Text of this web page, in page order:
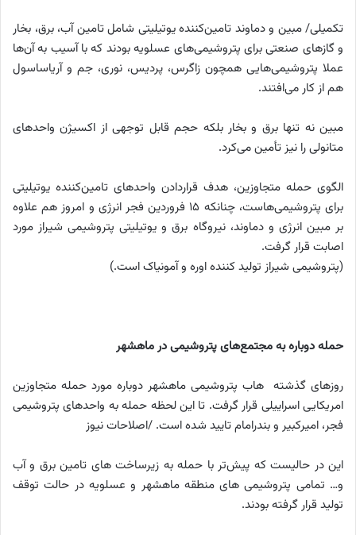
تکمیلی/ مبین و دماوند تامین‌کننده یوتیلیتی شامل تامین آب، برق، بخار
و گازهای صنعتی برای پتروشیمی‌های عسلویه بودند که با آسیب به آن‌ها
عملا پتروشیمی‌هایی همچون زاگرس، پردیس، نوری، جم و آریاساسول
هم از کار می‌افتند.
مبین نه تنها برق و بخار بلکه حجم قابل توجهی از اکسیژن واحدهای
متانولی را نیز تأمین می‌کرد.
الگوی حمله متجاوزین، هدف قراردادن واحد‌های تامین‌کننده یوتیلیتی
برای پتروشیمی‌هاست، چنانکه ۱۵ فروردین فجر انرژی و امروز هم علاوه
بر مبین انرژی و دماوند، نیروگاه برق و یوتیلیتی پتروشیمی شیراز مورد
اصابت قرار گرفت.
(پتروشیمی شیراز تولید کننده اوره و آمونیاک است.)
حمله دوباره به مجتمع‌های پتروشیمی در ماهشهر
روزهای گذشته هاب پتروشیمی ماهشهر دوباره مورد حمله متجاوزین
امریکایی اسراییلی قرار گرفت. تا این لحظه حمله به واحدهای پتروشیمی
فجر، امیرکبیر و بندرامام تایید شده است. /اصلاحات نیوز
این در حالیست که پیش‌تر با حمله به زیرساخت های تامین برق و آب
و… تمامی پتروشیمی های منطقه ماهشهر و عسلویه در حالت توقف
تولید قرار گرفته بودند.